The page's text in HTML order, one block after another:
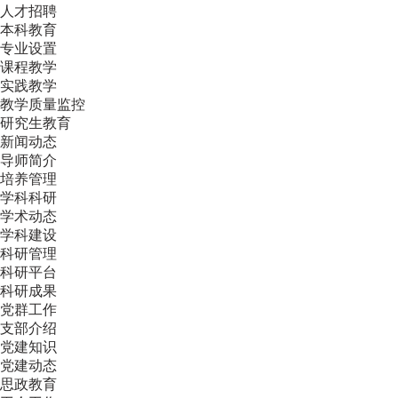
人才招聘
本科教育
专业设置
课程教学
实践教学
教学质量监控
研究生教育
新闻动态
导师简介
培养管理
学科科研
学术动态
学科建设
科研管理
科研平台
科研成果
党群工作
支部介绍
党建知识
党建动态
思政教育